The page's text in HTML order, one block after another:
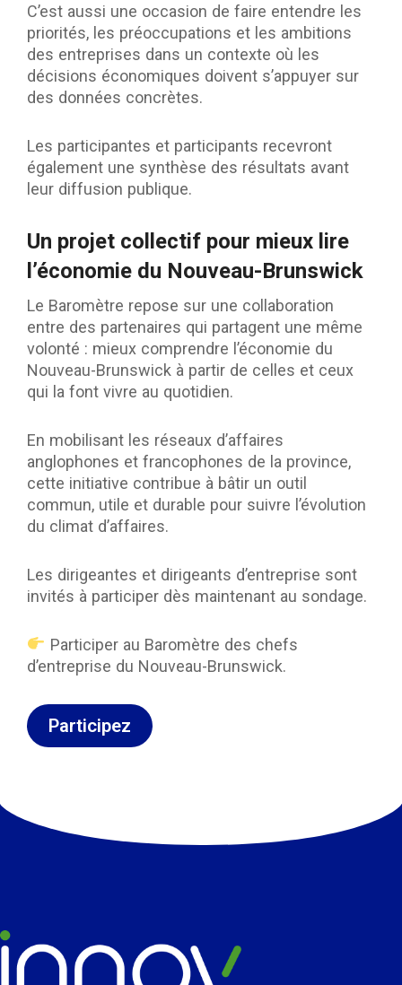
C’est aussi une occasion de faire entendre les
priorités, les préoccupations et les ambitions
des entreprises dans un contexte où les
décisions économiques doivent s’appuyer sur
des données concrètes.
Les participantes et participants recevront
également une synthèse des résultats avant
leur diffusion publique.
Un projet collectif pour mieux lire
l’économie du Nouveau-Brunswick
Le Baromètre repose sur une collaboration
entre des partenaires qui partagent une même
volonté : mieux comprendre l’économie du
Nouveau-Brunswick à partir de celles et ceux
qui la font vivre au quotidien.
En mobilisant les réseaux d’affaires
anglophones et francophones de la province,
cette initiative contribue à bâtir un outil
commun, utile et durable pour suivre l’évolution
du climat d’affaires.
Les dirigeantes et dirigeants d’entreprise sont
invités à participer dès maintenant au sondage.
Participer au Baromètre des chefs
d’entreprise du Nouveau-Brunswick.
Participez